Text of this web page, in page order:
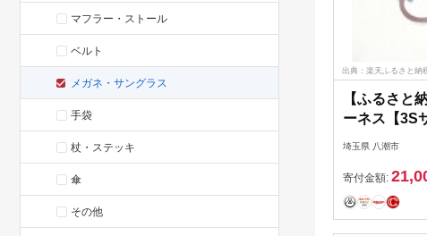
マフラー・ストール
ベルト
メガネ・サングラス
手袋
杖・ステッキ
傘
その他
出典：楽天ふるさと納
【ふるさと
ーネス【3S
グレージュ(
埼玉県 八潮市
寄付金額: